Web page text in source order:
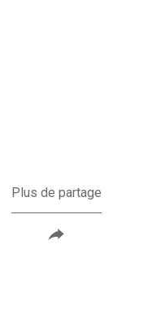
Plus de partage